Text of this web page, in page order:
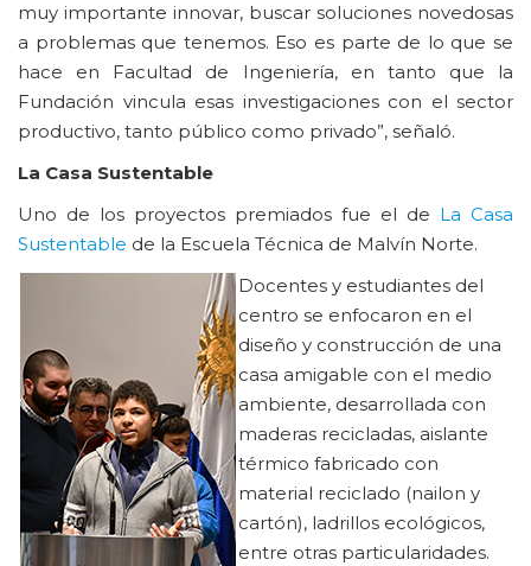
muy importante innovar, buscar soluciones novedosas
a problemas que tenemos. Eso es parte de lo que se
hace en Facultad de Ingeniería, en tanto que la
Fundación vincula esas investigaciones con el sector
productivo, tanto público como privado”, señaló.
La Casa Sustentable
Uno de los proyectos premiados fue el de La Casa
Sustentable de la Escuela Técnica de Malvín Norte.
Docentes y estudiantes del
centro se enfocaron en el
diseño y construcción de una
casa amigable con el medio
ambiente, desarrollada con
maderas recicladas, aislante
térmico fabricado con
material reciclado (nailon y
cartón), ladrillos ecológicos,
entre otras particularidades.